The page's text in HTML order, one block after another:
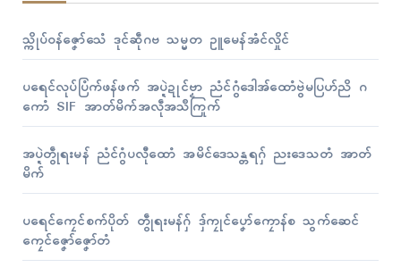
သ္ကိုပ်ဝန်ဇၞော်သေံ ဒုၚ်ဆဵုဂဗ သမ္မတ ဥူမေန်အံၚ်လှိုၚ်
ပရေၚ်လုပ်ပြံက်ဖန်ဖက် အပ္ဍဲဍုၚ်ဗၟာ ညံၚ်ဂွံဒေါအ်ထောံဗွဲမပြဟ်ညိ ဂ
ကောံ SIF အာတ်မိက်အလဵုအသဳကြုက်
အပ္ဍဲတွဵုရးမန် ညံၚ်ဂွံပလီုထောံ အမိၚ်ဒေသန္တရဂှ် ညးဒေသတံ အာတ်
မိက်
ပရေၚ်ကၠေၚ်စက်ပိုတ် တွဵုရးမန်ဂှ် ဒှ်ကၠုၚ်ပၞော်ကၠောန်စ သွက်ဆေၚ်
ကၠေၚ်ဇၞော်ဇၞော်တံ